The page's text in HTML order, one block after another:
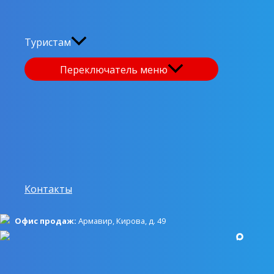
Туристам
Переключатель меню
Контакты
Офис продаж: Армавир, Кирова, д. 49
наличии свободных номеров в гостинице.
экскурсия по Домбайской поляне. Домбай —
заповедника. Домбай называют «сердцем гор». Он
Домбая.… Вы узнаете о каждой вершине, о народах,
полянабудет видна как на ладони, и самые
Белалакая, Алибек и Сулахат.
А по другую сторону